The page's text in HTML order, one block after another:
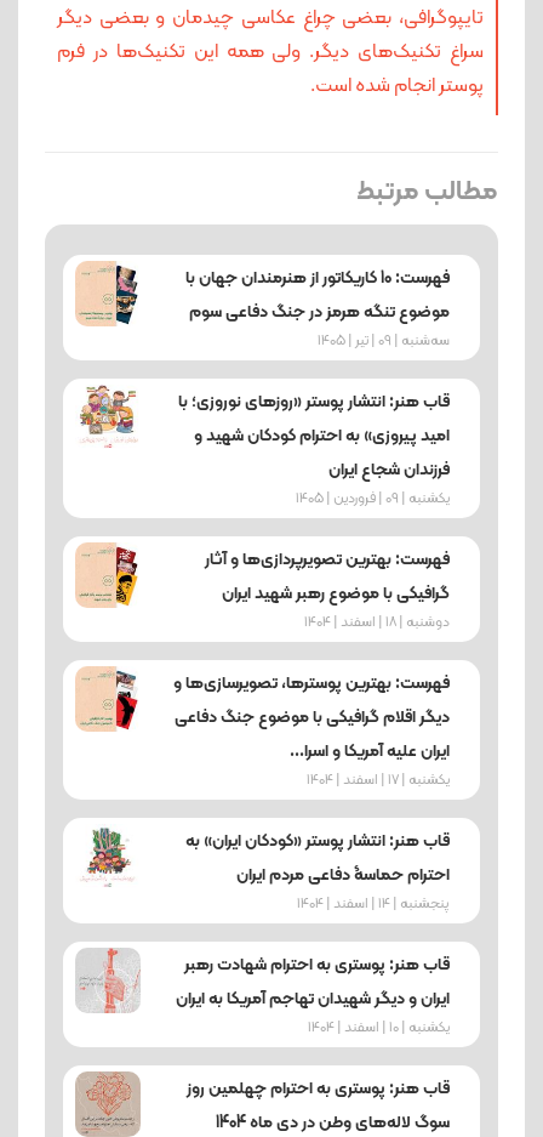
تایپوگرافی، بعضی چراغ عکاسی چیدمان و بعضی دیگر
سراغ تکنیک‌های دیگر. ولی همه این تکنیک‌ها در فرم
پوستر انجام شده است.
مطالب مرتبط
فهرست: 10 کاریکاتور از هنرمندان جهان با
موضوع تنگه هرمز در جنگ دفاعی سوم
ﺳﻪشنبه | 09 | تیر | 1405
قاب هنر: انتشار پوستر «روزهای نوروزی؛ با
امید پیروزی» به احترام کودکان شهید و
فرزندان شجاع ایران
یکشنبه | 09 | فروردین | 1405
فهرست: بهترین تصویرپردازی‌ها و آثار
گرافیکی با موضوع رهبر شهید ایران
دوشنبه | 18 | اسفند | 1404
فهرست: بهترین پوسترها، تصویرسازی‌ها و
دیگر اقلام گرافیکی با موضوع جنگ دفاعی
ایران علیه آمریکا و اسرا...
یکشنبه | 17 | اسفند | 1404
قاب هنر: انتشار پوستر «کودکان ایران» به
احترام حماسۀ دفاعی مردم ایران
پنجشنبه | 14 | اسفند | 1404
قاب هنر: پوستری به احترام شهادت رهبر
ایران و دیگر شهیدان تهاجم آمریکا به ایران
یکشنبه | 10 | اسفند | 1404
قاب هنر: پوستری به احترام چهلمین روز
سوگ لاله‌های وطن در دی ماه 1404